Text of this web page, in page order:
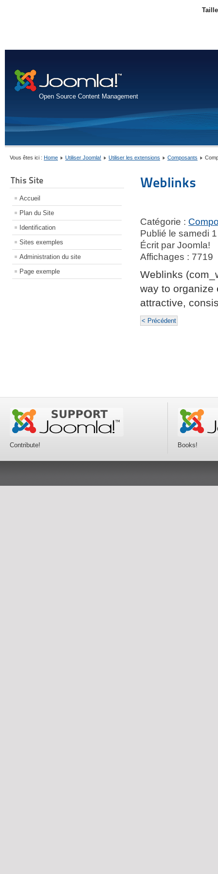
Open Source Content Management
Vous êtes ici : Home Utiliser Joomla! Utiliser les extensions Composants
This Site
Accueil
Plan du Site
Identification
Sites exemples
Administration du site
Page exemple
Weblinks
Catégorie :
Publié le samedi
Écrit par Joomla!
Affichages : 7719
Weblinks
way to organize
attractive,
< Précédent
Contribute! Books!